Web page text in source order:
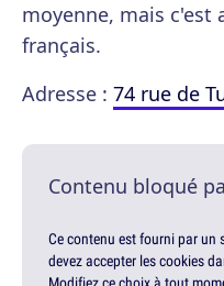
moyenne, mais c'est
français.
Adresse : 74 rue de
Contenu bloqué
Ce contenu est fourni par un
devez accepter les cookies